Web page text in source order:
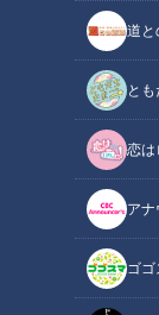
道と
とも
恋は
アナ
ゴゴ
健康カ
「健康
サマリーSummary
ゲンキスチュー
ゲンキリサーチ
ドクター：横浜